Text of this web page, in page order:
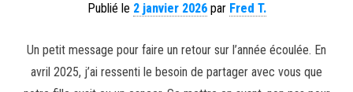
Publié le 2 janvier 2026par Fred T.
Un petit message pour faire un retour sur l’année écoulée. En
avril 2025, j’ai ressenti le besoin de partager avec vous que